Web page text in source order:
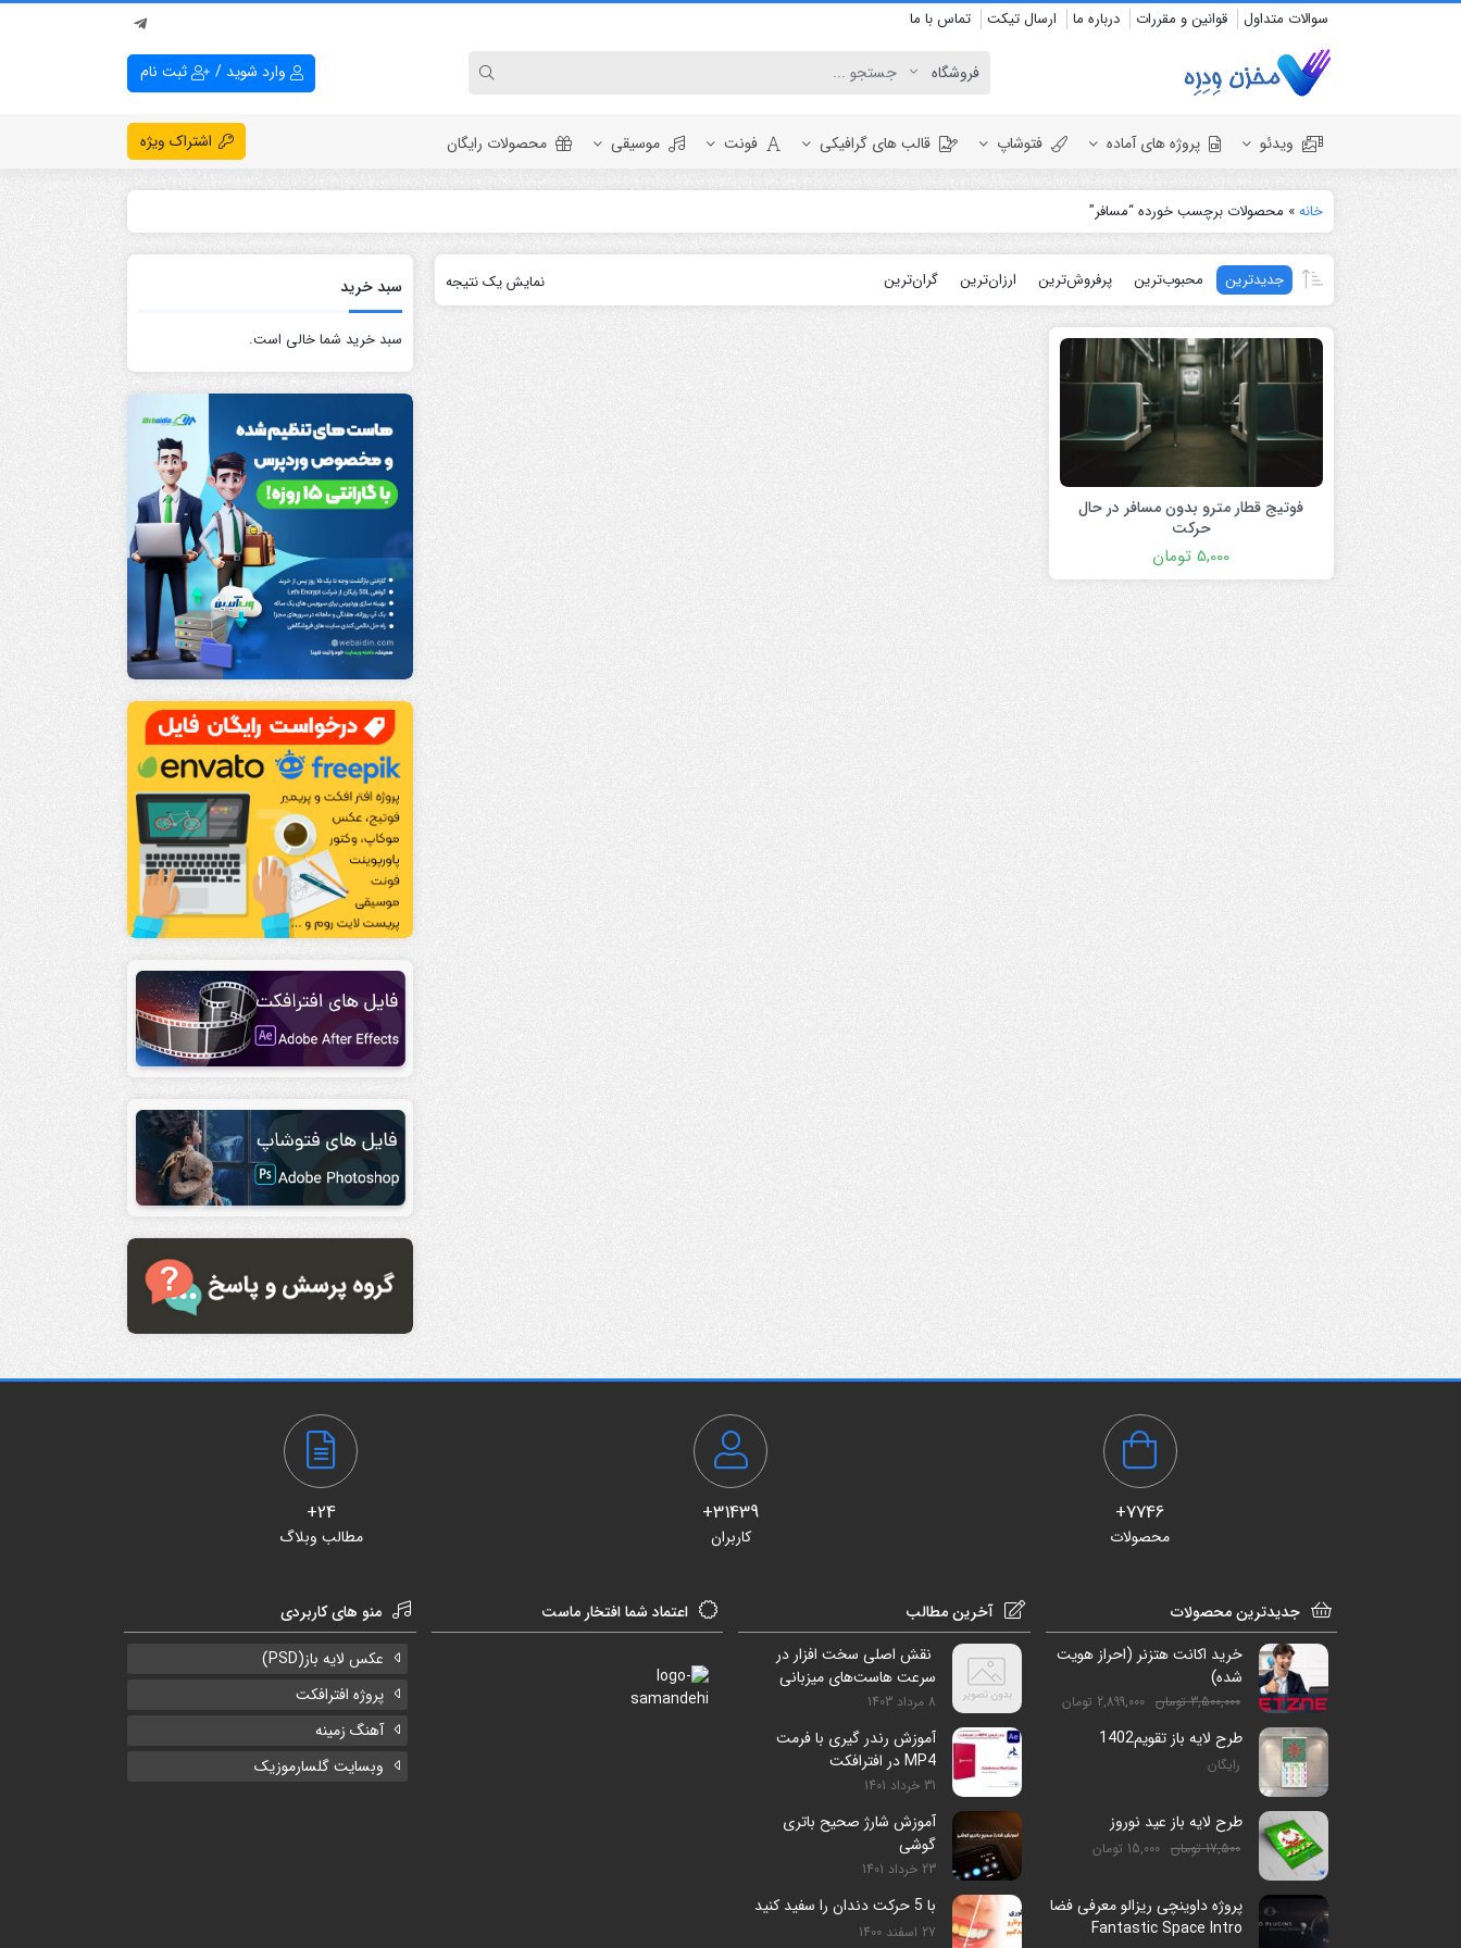
سوالات متداول قوانین و مقررات درباره ما ارسال تیکت تماس با ما
وارد شوید / ثبت نام
ویدئو پروژه های آماده
نمایش لوگو
عروسی
اسلایدشو
عناوین
استودیو مجازی
افتتاحیه
انیمیشن تایپوگرافی
اینفوگرافیک
بازاریابی و شرکتی
پلیر موزیک
المنت
نمایش لوگو
افتتاحیه
عناوین
برودکست
اینفوگرافیک
نمایش لوگو
فتوشاپ قالب های گرافیکی فونت موسیقی محصولات رایگان اشتراک ویژه
خانه» محصولات برچسب خورده “مسافر”
جدیدترین محبوب‌ترین پرفروش‌ترین ارزان‌ترین گران‌ترین نمایش یک نتیجه
فوتیج قطار مترو بدون مسافر در حال
حرکت
5,000 تومان
سبد خرید
سبد خرید شما خالی است.
7746+
محصولات
31439+
کاربران
24+
مطالب وبلاگ
جدیدترین محصولات
خرید اکانت هتزنر (احراز هویت
شده)
3,500,000 تومان 2,899,000 تومان
طرح لایه باز تقویم1402
رایگان
طرح لایه باز عید نوروز
17,500 تومان 15,000 تومان
پروژه داوینچی ریزالو معرفی فضا
Fantastic Space Intro
آخرین مطالب
نقش اصلی سخت افزار در
سرعت هاست‌های میزبانی
سایت
8 مرداد 1403
آموزش رندر گیری با فرمت
MP4 در افترافکت
31 خرداد 1401
آموزش شارژ صحیح باتری
گوشی
23 خرداد 1401
با 5 حرکت دندان را سفید کنید
27 اسفند 1400
اعتماد شما افتخار ماست
منو های کاربردی
عکس لایه باز(PSD)
پروژه افترافکت
آهنگ زمینه
وبسایت گلسارموزیک